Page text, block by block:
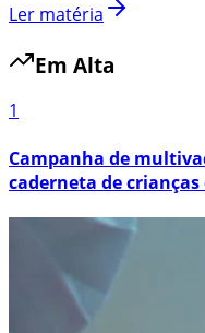
Ler matéria
Em Alta
1
Campanha de
caderneta de crianças